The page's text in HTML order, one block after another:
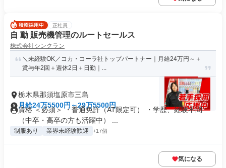
正社員
自 動 販売機管理のルートセールス
株式会社シンクラン
＼未経験OK／コカ・コーラ社トップパートナー｜月給24万円～＋
賞与年2回＋週休2日＋日勤｜...
栃木県那須塩原市三島
月給24万5500円～29万5500円
資格 ＜必須＞ ・普通免許（AT限定可） ・学歴、経験不問
（中卒・高卒の方も活躍中） ...
制服あり 業界未経験歓迎 +17個
気になる